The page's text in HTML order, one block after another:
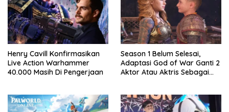
Henry Cavill Konfirmasikan
Live Action Warhammer
40.000 Masih Di Pengerjaan
Season 1 Belum Selesai,
Adaptasi God of War Ganti 2
Aktor Atau Aktris Sebagai